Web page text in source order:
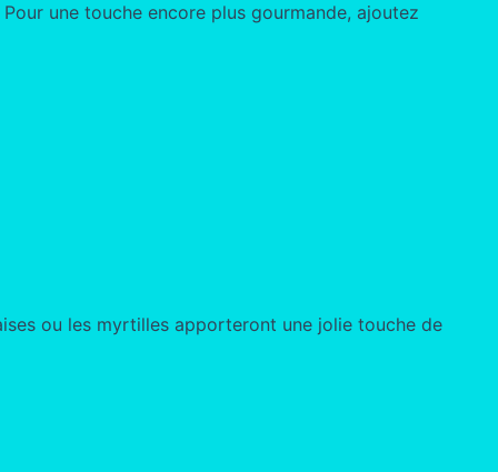
une touche encore plus gourmande, ajoutez
ou les myrtilles apporteront une jolie touche de